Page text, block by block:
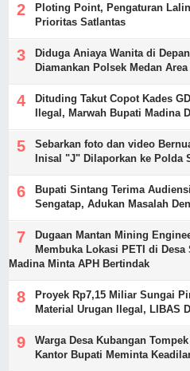
Ploting Point, Pengaturan
Prioritas Satlantas
Diduga Aniaya Wanita di
Diamankan Polsek Medan Area
Dituding Takut Copot Kades
Ilegal, Marwah Bupati Madina
Sebarkan foto dan video
Inisal "J" Dilaporkan ke Polda
Bupati Sintang Terima
Sengatap, Adukan Masalah
Dugaan Mantan Mining
Membuka Lokasi PETI di Desa
Madina Minta APH Bertindak
Proyek Rp7,15 Miliar Sungai
Material Urugan Ilegal, LIBAS
Warga Desa Kubangan
Kantor Bupati Meminta